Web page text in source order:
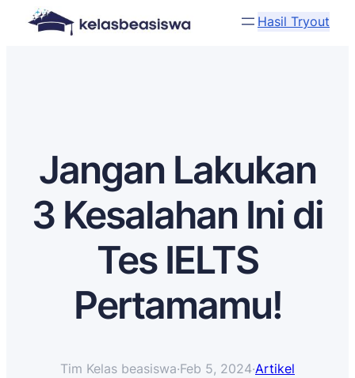
Hasil Tryout
Jangan Lakukan
3 Kesalahan Ini di
Tes IELTS
Pertamamu!
Tim Kelas beasiswa·Feb 5, 2024·Artikel